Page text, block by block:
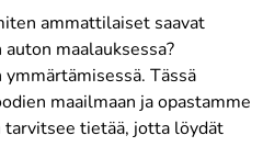
ammattilaiset saavat
maalauksessa?
Tässä
maailmaan ja opastamme
tarvitsee tietää, jotta löydät